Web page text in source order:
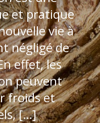
et pratique
vie à
négligé de
effet, les
peuvent
froids et
[…]